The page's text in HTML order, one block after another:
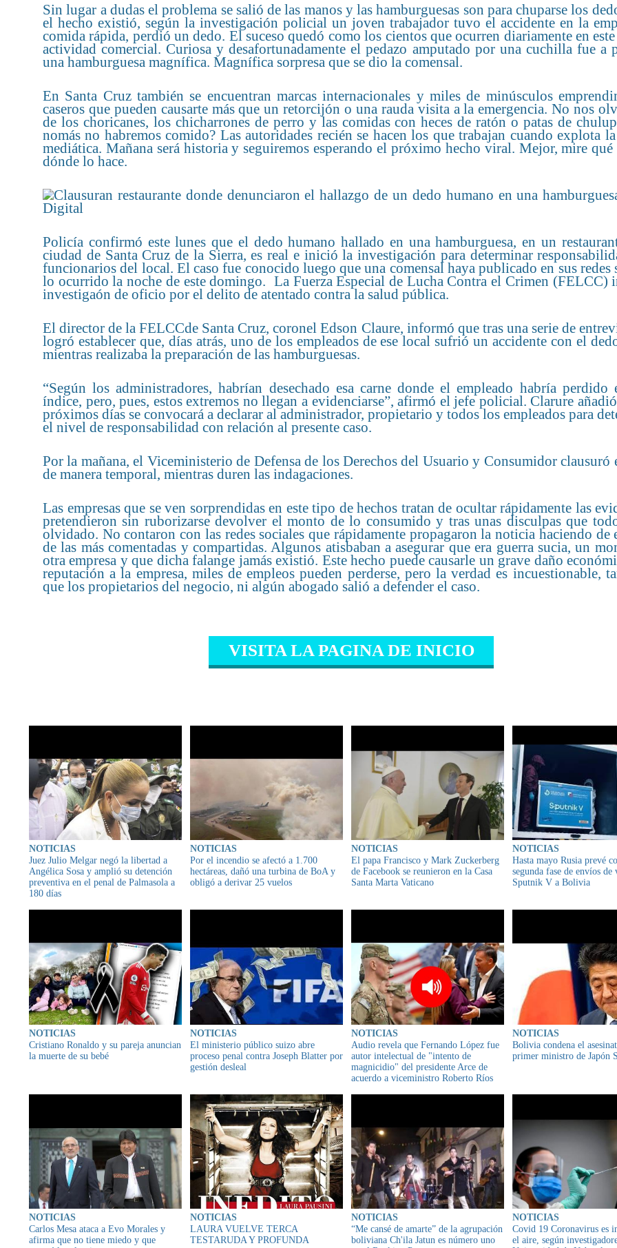
Sin lugar a dudas el problema se salió de las manos y las hamburguesas son para chuparse los
el hecho existió, según la investigación policial un joven trabajador tuvo el accidente en la
comida rápida, perdió un dedo. El suceso quedó como los cientos que ocurren diariamente en
actividad comercial. Curiosa y desafortunadamente el pedazo amputado por una cuchilla fue a
una hamburguesa magnífica. Magnífica sorpresa que se dio la comensal.
En Santa Cruz también se encuentran marcas internacionales y miles de minúsculos
caseros que pueden causarte más que un retorcijón o una rauda visita a la emergencia. No nos
de los choricanes, los chicharrones de perro y las comidas con heces de ratón o patas de
nomás no habremos comido? Las autoridades recién se hacen los que trabajan cuando explota
mediática. Mañana será historia y seguiremos esperando el próximo hecho viral. Mejor, mire qué
dónde lo hace.
Policía confirmó este lunes que el dedo humano hallado en una hamburguesa, en un
ciudad de Santa Cruz de la Sierra, es real e inició la investigación para determinar
funcionarios del local. El caso fue conocido luego que una comensal haya publicado en sus redes
lo ocurrido la noche de este domingo. La Fuerza Especial de Lucha Contra el Crimen (FELCC)
investigaón de oficio por el delito de atentado contra la salud pública.
El director de la FELCCde Santa Cruz, coronel Edson Claure, informó que tras una serie de
logró establecer que, días atrás, uno de los empleados de ese local sufrió un accidente con el
mientras realizaba la preparación de las hamburguesas.
“Según los administradores, habrían desechado esa carne donde el empleado habría perdido
índice, pero, pues, estos extremos no llegan a evidenciarse”, afirmó el jefe policial. Clarure
próximos días se convocará a declarar al administrador, propietario y todos los empleados para
el nivel de responsabilidad con relación al presente caso.
Por la mañana, el Viceministerio de Defensa de los Derechos del Usuario y Consumidor clausuró
de manera temporal, mientras duren las indagaciones.
Las empresas que se ven sorprendidas en este tipo de hechos tratan de ocultar rápidamente las
pretendieron sin ruborizarse devolver el monto de lo consumido y tras unas disculpas que
olvidado. No contaron con las redes sociales que rápidamente propagaron la noticia haciendo de
de las más comentadas y compartidas. Algunos atisbaban a asegurar que era guerra sucia, un
otra empresa y que dicha falange jamás existió. Este hecho puede causarle un grave daño
reputación a la empresa, miles de empleos pueden perderse, pero la verdad es incuestionable,
que los propietarios del negocio, ni algún abogado salió a defender el caso.
VISITA LA PAGINA DE INICIO
NOTICIAS
Juez Julio Melgar negó la libertad a
Angélica Sosa y amplió su detención
preventiva en el penal de Palmasola a
180 días
NOTICIAS
Por el incendio se afectó a 1.700
hectáreas, dañó una turbina de BoA y
obligó a derivar 25 vuelos
NOTICIAS
El papa Francisco y Mark Zuckerberg
de Facebook se reunieron en la Casa
Santa Marta Vaticano
NOTICIAS
Hasta mayo Rusia prevé
segunda fase de envíos de
Sputnik V a Bolivia
NOTICIAS
Cristiano Ronaldo y su pareja anuncian
la muerte de su bebé
NOTICIAS
El ministerio público suizo abre
proceso penal contra Joseph Blatter por
gestión desleal
NOTICIAS
Audio revela que Fernando López fue
autor intelectual de "intento de
magnicidio" del presidente Arce de
acuerdo a viceministro Roberto Ríos
NOTICIAS
Bolivia condena el
primer ministro de Japón
NOTICIAS
Carlos Mesa ataca a Evo Morales y
afirma que no tiene miedo y que
NOTICIAS
LAURA VUELVE TERCA
TESTARUDA Y PROFUNDA
NOTICIAS
“Me cansé de amarte” de la agrupación
boliviana Ch'ila Jatun es número uno
NOTICIAS
Covid 19 Coronavirus es
el aire, según